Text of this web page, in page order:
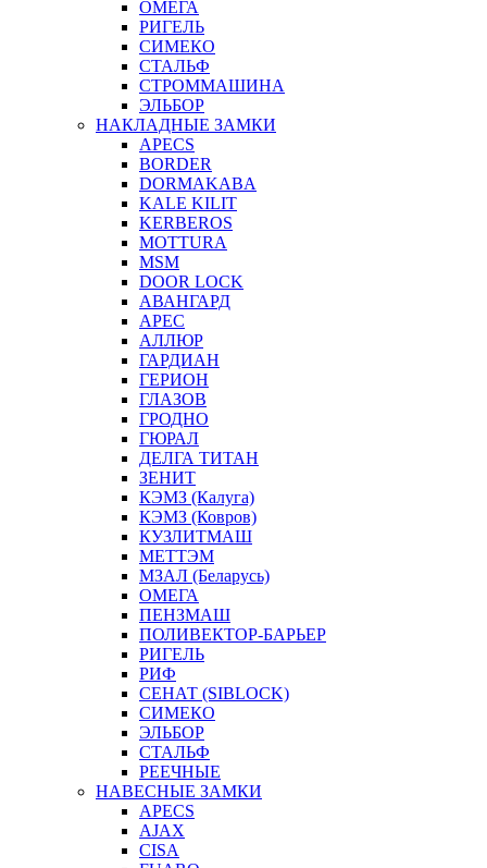
ОМЕГА
РИГЕЛЬ
СИМЕКО
СТАЛЬФ
СТРОММАШИНА
ЭЛЬБОР
НАКЛАДНЫЕ ЗАМКИ
APECS
BORDER
DORMAKABA
KALE KILIT
KERBEROS
MOTTURA
MSM
DOOR LOCK
АВАНГАРД
АРЕС
АЛЛЮР
ГАРДИАН
ГЕРИОН
ГЛАЗОВ
ГРОДНО
ГЮРАЛ
ДЕЛГА ТИТАН
ЗЕНИТ
КЭМЗ (Калуга)
КЭМЗ (Ковров)
КУЗЛИТМАШ
МЕТТЭМ
МЗАЛ (Беларусь)
ОМЕГА
ПЕНЗМАШ
ПОЛИВЕКТОР-БАРЬЕР
РИГЕЛЬ
РИФ
СЕНАТ (SIBLOCK)
СИМЕКО
ЭЛЬБОР
СТАЛЬФ
РЕЕЧНЫЕ
НАВЕСНЫЕ ЗАМКИ
APECS
AJAX
CISA